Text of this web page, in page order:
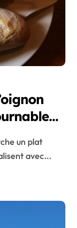
avec...